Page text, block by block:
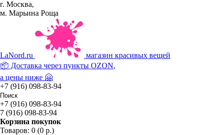
г. Москва,
м. Марьина Роща
LaNord.ru
магазин красивых вещей
📦 Доставка через пункты OZON,
а цены ниже 🤗
+7 (916) 098-83-94
+7 (916) 098-83-94
7 (916) 098-83-94
Корзина покупок
Товаров: 0 (0 р.)